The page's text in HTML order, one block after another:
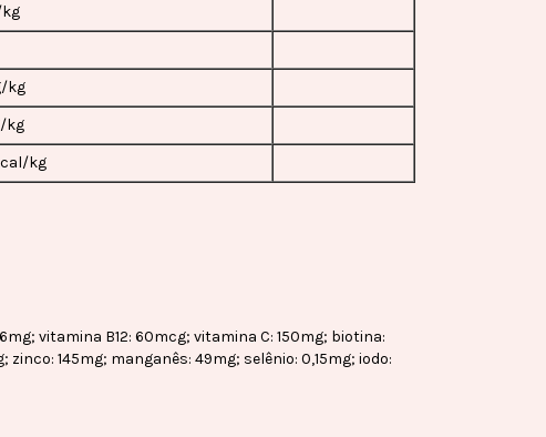
kg
kg
kg
vitamina B12: 60mcg; vitamina C: 150mg; biotina:
145mg; manganês: 49mg; selênio: 0,15mg; iodo: